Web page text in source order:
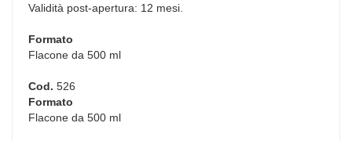
Validità post-apertura: 12 mesi.
Formato
Flacone da 500 ml
Cod. 526
Formato
Flacone da 500 ml